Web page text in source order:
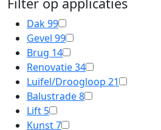
Dak99
Gevel 99
Brug 14
Renovatie34
Luifel/Droogloop 21
Balustrade8
Lift 5
Kunst7